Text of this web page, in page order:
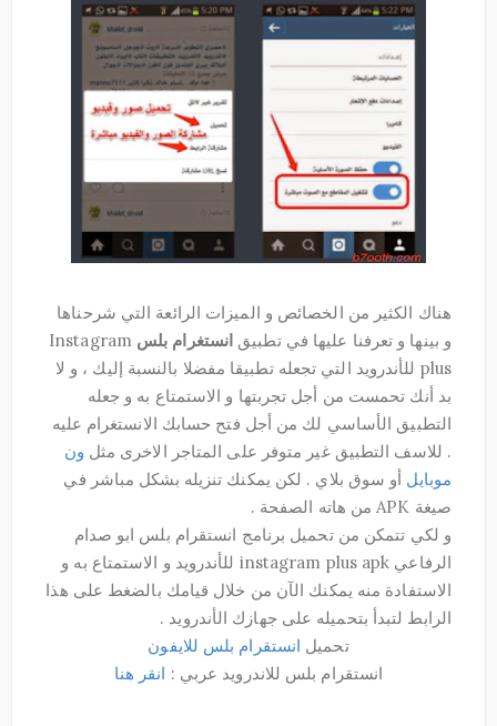
هناك الكثير من الخصائص و الميزات الرائعة التي شرحناها
و بينها و تعرفنا عليها في تطبيق انستغرام بلس Instagram
plus للأندرويد التي تجعله تطبيقا مفضلا بالنسبة إليك ، و لا
بد أنك تحمست من أجل تجربتها و الاستمتاع به و جعله
التطبيق الأساسي لك من أجل فتح حسابك الانستغرام عليه
. للاسف التطبيق غير متوفر على المتاجر الاخرى مثل ون
موبايل أو سوق بلاي . لكن يمكنك تنزيله بشكل مباشر في
صيغة APK من هاته الصفحة .
و لكي تتمكن من تحميل برنامج انستقرام بلس ابو صدام
الرفاعي instagram plus apk للأندرويد و الاستمتاع به و
الاستفادة منه يمكنك الآن من خلال قيامك بالضغط على هذا
الرابط لتبدأ بتحميله على جهازك الأندرويد .
تحميل انستقرام بلس للايفون
انستقرام بلس للاندرويد عربي : انقر هنا